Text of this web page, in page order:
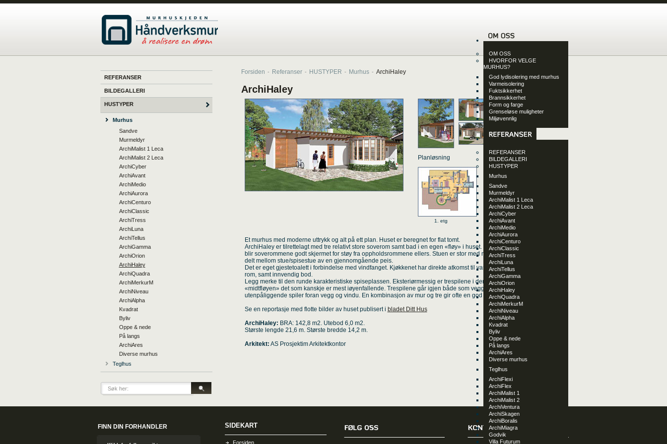
OM OSS
HVORFOR VELGE
MURHUS?
God lydisolering med murhus
Varmeisolering
Fuktsikkerhet
Brannsikkerhet
Form og farge
Grenseløse muligheter
Miljøvennlig
REFERANSER
BILDEGALLERI
HUSTYPER
Murhus
Sandve
Murmeldyr
ArchiMalist 1 Leca
ArchiMalist 2 Leca
ArchiCyber
ArchiAvant
ArchiMedio
ArchiAurora
ArchiCenturo
ArchiClassic
ArchiTress
ArchiLuna
ArchiTellus
ArchiGamma
ArchiOrion
ArchiHaley
ArchiQuadra
ArchiMerkurM
ArchiNiveau
ArchiAlpha
Kvadrat
Byliv
Oppe & nede
På langs
ArchiAres
Diverse murhus
Teglhus
ArchiFlexi
ArchiFlex
ArchiMalist 1
ArchiMalist 2
ArchiVentura
ArchiSkagen
ArchiBoralis
ArchiMiagra
Godvik
Villa Futurum
REFERANSER
BILDEGALLERI
HUSTYPER
Murhus
Sandve
Murmeldyr
ArchiMalist 1 Leca
ArchiMalist 2 Leca
ArchiCyber
ArchiAvant
ArchiMedio
ArchiAurora
ArchiCenturo
ArchiClassic
ArchiTress
ArchiLuna
ArchiTellus
ArchiGamma
ArchiOrion
ArchiHaley
ArchiQuadra
ArchiMerkurM
ArchiNiveau
ArchiAlpha
Kvadrat
Byliv
Oppe & nede
På langs
ArchiAres
Diverse murhus
Teglhus
Forsiden - Referanser - HUSTYPER - Murhus - ArchiHaley
ArchiHaley
Planløsning
1. etg
Et murhus med moderne uttrykk og alt på ett plan. Huset er beregnet for flat tomt.
ArchiHaley er tilrettelagt med tre relativt store soverom samt bad i en egen «fløy» i huset. På denne måten
blir soverommene godt skjermet for støy fra oppholdsrommene ellers. Stuen er stor med mye lys og visuelt
delt mellom stue/spisestue av en gjennomgående peis.
Det er eget gjestetoalett i forbindelse med vindfanget. Kjøkkenet har direkte atkomst til vaskerom/teknisk
rom, samt innvendig bod.
Legg merke til den runde karakteristiske spiseplassen. Eksteriørmessig er trespilene i den høye
«midtfløyen» det som kanskje er mest iøyenfallende. Trespilene går igjen både som vegg i utebod, og som
utenpåliggende spiler foran vegg og vindu. En kombinasjon av mur og tre gir ofte en god effekt.
Se en reportasje med flotte bilder av huset publisert i bladet Ditt Hus
ArchiHaley: BRA: 142,8 m2. Utebod 6,0 m2.
Største lengde 21,6 m. Største bredde 14,2 m.
Arkitekt: AS Prosjektim Arkitektkontor
FINN DIN FORHANDLER SIDEKART
Forsiden